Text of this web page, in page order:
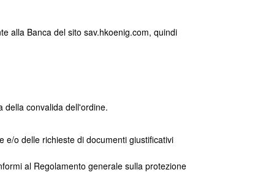
alla Banca del sito sav.hkoenig.com, quindi
della convalida dell'ordine.
e/o delle richieste di documenti giustificativi
al Regolamento generale sulla protezione